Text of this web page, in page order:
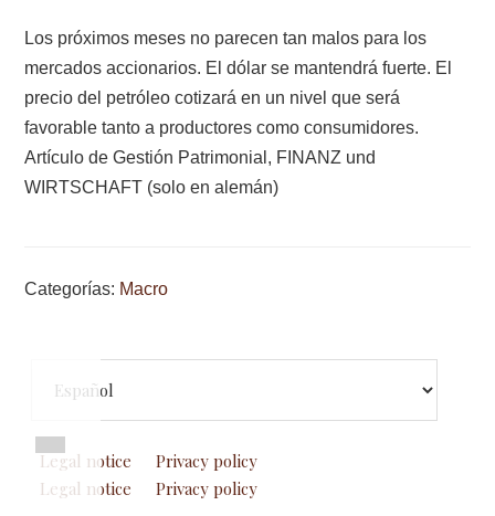
Los próximos meses no parecen tan malos para los
mercados accionarios. El dólar se mantendrá fuerte. El
precio del petróleo cotizará en un nivel que será
favorable tanto a productores como consumidores.
Artículo de Gestión Patrimonial, FINANZ und
WIRTSCHAFT (solo en alemán)
Categorías: Macro
idioma
Legal notice
Privacy policy
Legal notice
Privacy policy